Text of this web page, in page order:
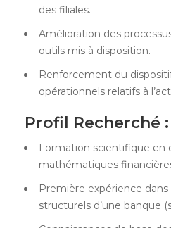
des filiales.
Amélioration des
outils mis à disposition.
Renforcement du
opérationnels relatifs à
Profil Recherché :
Formation scientifique en
mathématiques
Première expérience
structurels d’une banque